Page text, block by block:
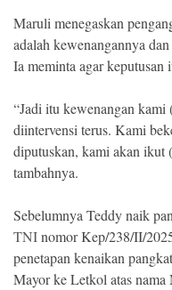
Maruli menegaskan
adalah kewenangannya
Ia meminta agar keputusan
“Jadi itu kewenangan
diintervensi terus. Kami
diputuskan, kami akan ikut
tambahnya.
Sebelumnya Teddy naik
TNInomor Kep/238/II/
penetapan kenaikan
Mayor ke Letkol atas